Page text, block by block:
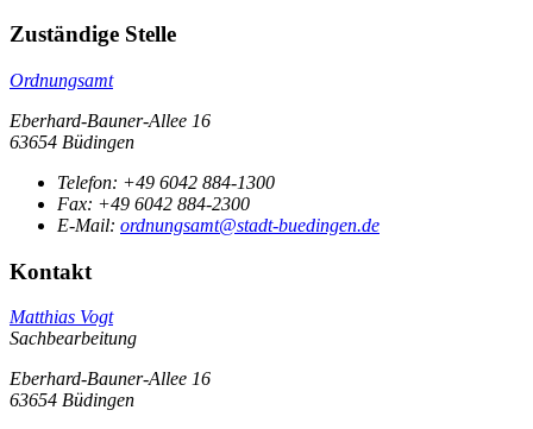
Zuständige Stelle
Ordnungsamt
Eberhard-Bauner-Allee 16
63654 Büdingen
Telefon: +49 6042 884-1300
Fax: +49 6042 884-2300
E-Mail: ordnungsamt@stadt-buedingen.de
Kontakt
Matthias Vogt
Sachbearbeitung
Eberhard-Bauner-Allee 16
63654 Büdingen